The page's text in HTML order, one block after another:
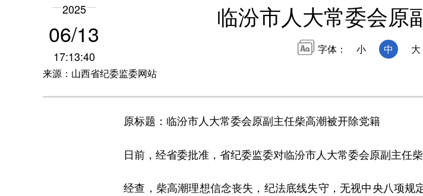
2025
06/13
17:13:40
来源：山西省纪委监委网站
临汾市人大常委会原
字体： 小 中 大
原标题：临汾市人大常委会原副主任柴高潮被开除党籍
日前，经省委批准，省纪委监委对临汾市人大常委会原副主任柴
经查，柴高潮理想信念丧失，纪法底线失守，无视中央八项规